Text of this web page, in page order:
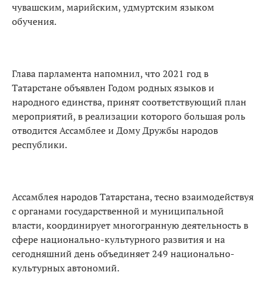
чувашским, марийским, удмуртским языком
обучения.
Глава парламента напомнил, что 2021 год в
Татарстане объявлен Годом родных языков и
народного единства, принят соответствующий план
мероприятий, в реализации которого большая роль
отводится Ассамблее и Дому Дружбы народов
республики.
Ассамблея народов Татарстана, тесно взаимодействуя
с органами государственной и муниципальной
власти, координирует многогранную деятельность в
сфере национально-культурного развития и на
сегодняшний день объединяет 249 национально-
культурных автономий.